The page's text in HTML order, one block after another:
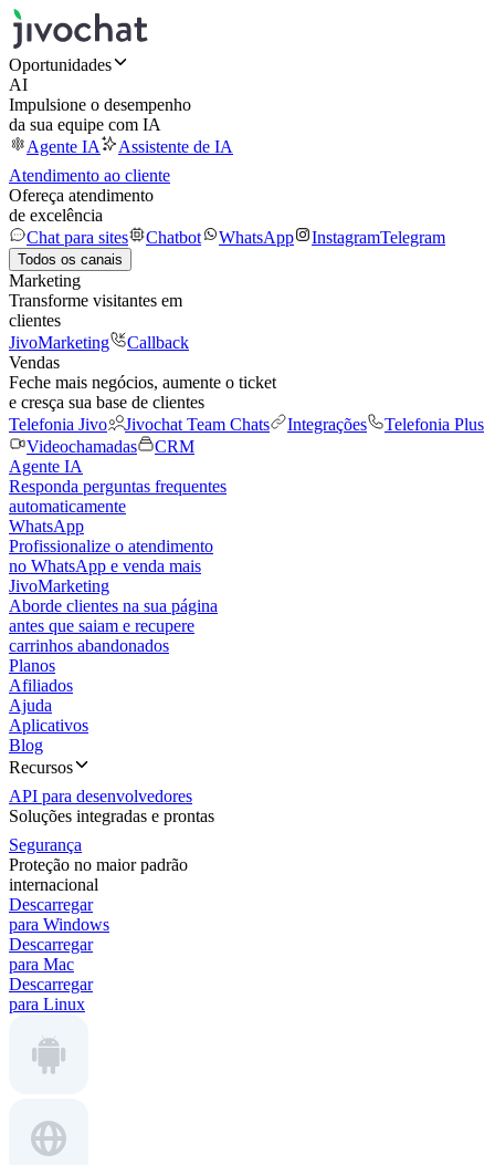
Oportunidades
AI
Impulsione o desempenho
da sua equipe com IA
Agente IA
Assistente de IA
Atendimento ao cliente
Ofereça atendimento
de excelência
Chat para sites
Chatbot WhatsApp InstagramTelegram
Todos os canais
Marketing
Transforme visitantes em
clientes
JivoMarketing
Callback
Vendas
Feche mais negócios, aumente o ticket
e cresça sua base de clientes
Telefonia Jivo
Jivochat Team Chats Integrações
Telefonia Plus
Videochamadas
CRM
Agente IA
Responda perguntas frequentes
automaticamente
WhatsApp
Profissionalize o atendimento
no WhatsApp e venda mais
JivoMarketing
Aborde clientes na sua página
antes que saiam e recupere
carrinhos abandonados
Planos
Afiliados
Ajuda
Aplicativos
Blog
Recursos
API para desenvolvedores
Soluções integradas e prontas
Segurança
Proteção no maior padrão
internacional
Descarregar
para Windows
Descarregar
para Mac
Descarregar
para Linux